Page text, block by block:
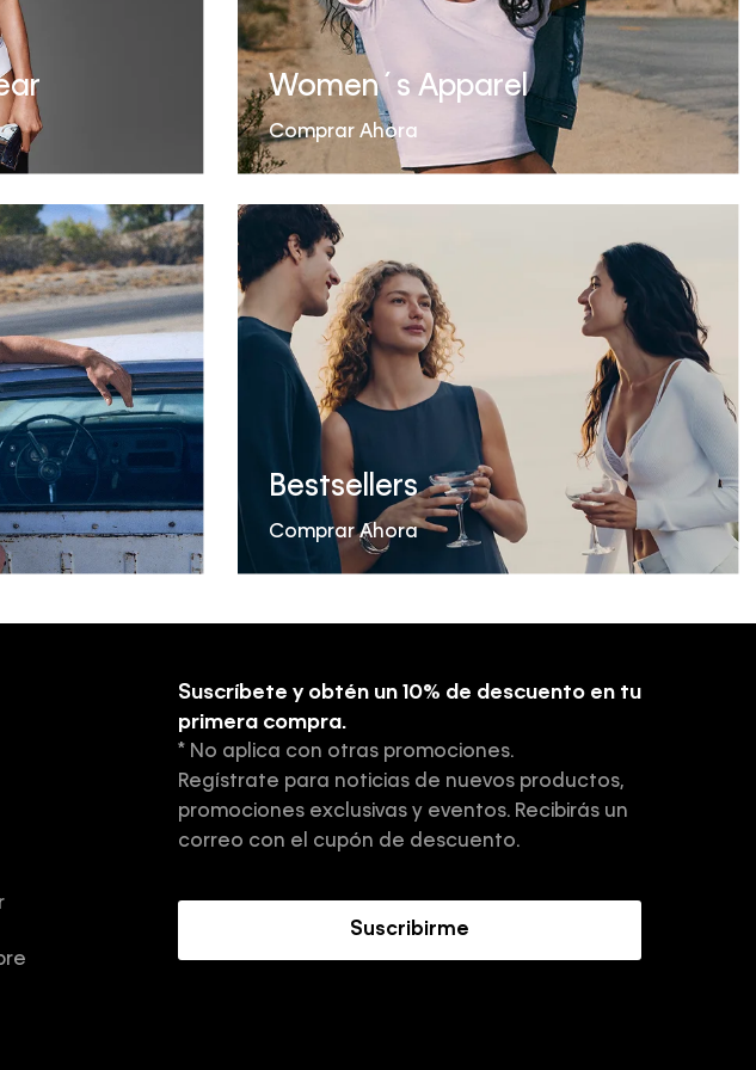
Women´s Apparel
Comprar Ahora
Bestsellers
Comprar Ahora
Suscríbete y obtén un 10% de descuento en tu
primera compra.
* No aplica con otras promociones.
Regístrate para noticias de nuevos productos,
promociones exclusivas y eventos. Recibirás un
correo con el cupón de descuento.
Suscribirme